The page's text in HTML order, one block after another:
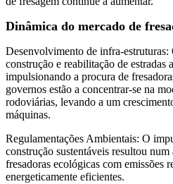
Dinâmica do mercado de
Desenvolvimento de infra-estruturas:
construção e reabilitação de estradas
impulsionando a procura de
governos estão a concentrar-se na
rodoviárias, levando a um
máquinas.
Regulamentações Ambientais: O
construção sustentáveis ​​resultou
fresadoras ecológicas com emissões
energeticamente eficientes.